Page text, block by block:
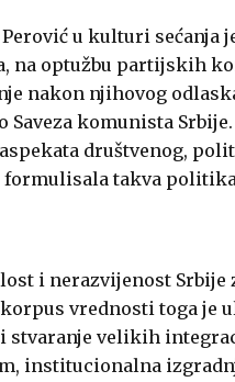
u kulturi sećanja
na optužbu partijskih
nakon njihovog
komunista
društvenog,
takva
i nerazvijenost
vrednosti toga je
stvaranje velikih
institucionalna